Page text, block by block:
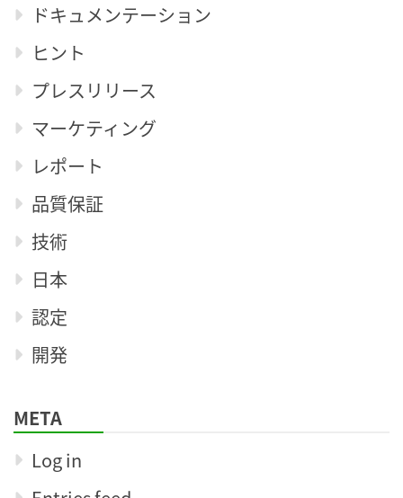
ドキュメンテーション
ヒント
プレスリリース
マーケティング
レポート
品質保証
技術
日本
認定
開発
META
Log in